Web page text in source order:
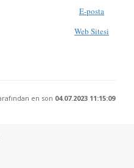
E-posta
Web Sitesi
en son 04.07.2023 11:15:09